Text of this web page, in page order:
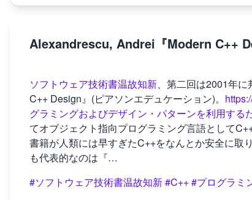
Alexandrescu, Andrei『Modern C++
ソフトウェア技術書温故知新、第二回は2001年に
C++ Design』(ピアソンエデュケーション)。
グラミングおよびデザイン・パターンを利用する
てオブジェクト指向プログラミング言語として
書籍が人類には早すぎたC++をなんとか安全に取
も代表的なのは『…
#ソフトウェア技術書温故知新#C++#プログラミ